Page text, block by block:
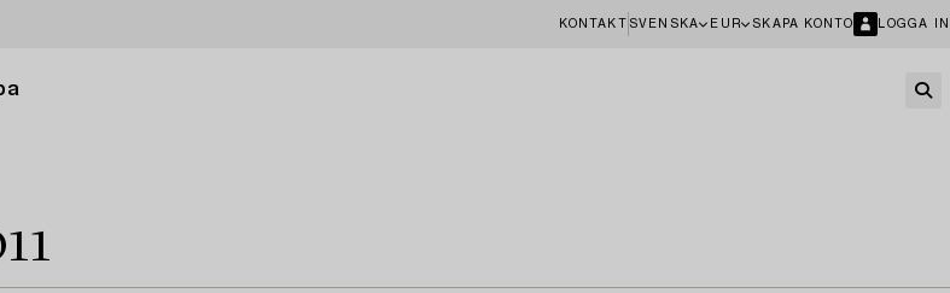
KONTAKT SVENSKA EUR SKAPA KONTO LOGGA IN